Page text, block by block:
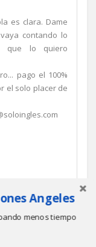
es clara. Dame
contando lo
que lo quiero
pago el 100%
el solo placer de
Angeles
menos tiempo